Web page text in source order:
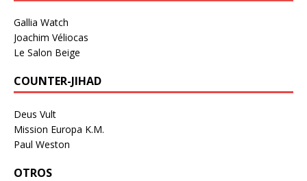
Gallia Watch
Joachim Véliocas
Le Salon Beige
COUNTER-JIHAD
Deus Vult
Mission Europa K.M.
Paul Weston
OTROS